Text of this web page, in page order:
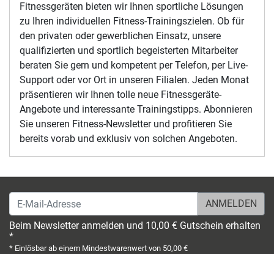
Fitnessgeräten bieten wir Ihnen sportliche Lösungen
zu Ihren individuellen Fitness-Trainingszielen. Ob für
den privaten oder gewerblichen Einsatz, unsere
qualifizierten und sportlich begeisterten Mitarbeiter
beraten Sie gern und kompetent per Telefon, per Live-
Support oder vor Ort in unseren Filialen. Jeden Monat
präsentieren wir Ihnen tolle neue Fitnessgeräte-
Angebote und interessante Trainingstipps. Abonnieren
Sie unseren Fitness-Newsletter und profitieren Sie
bereits vorab und exklusiv von solchen Angeboten.
E-Mail-Adresse
Beim Newsletter anmelden und 10,00 € Gutschein erhalten
*
* Einlösbar ab einem Mindestwarenwert von 50,00 €